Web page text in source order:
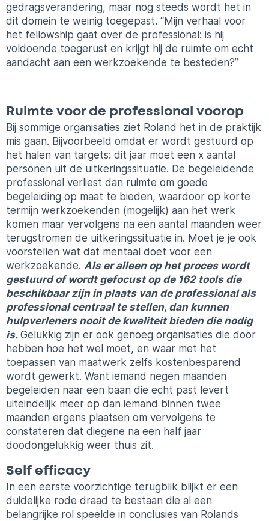
gedragsverandering, maar nog steeds wordt het in
dit domein te weinig toegepast. “Mijn verhaal voor
het fellowship gaat over de professional: is hij
voldoende toegerust en krijgt hij de ruimte om echt
aandacht aan een werkzoekende te besteden?”
Ruimte voor de professional voorop
Bij sommige organisaties ziet Roland het in de praktijk
mis gaan. Bijvoorbeeld omdat er wordt gestuurd op
het halen van targets: dit jaar moet een x aantal
personen uit de uitkeringssituatie. De begeleidende
professional verliest dan ruimte om goede
begeleiding op maat te bieden, waardoor op korte
termijn werkzoekenden (mogelijk) aan het werk
komen maar vervolgens na een aantal maanden weer
terugstromen de uitkeringssituatie in. Moet je je ook
voorstellen wat dat mentaal doet voor een
werkzoekende. Als er alleen op het proces wordt
gestuurd of wordt gefocust op de 162 tools die
beschikbaar zijn in plaats van de professional als
professional centraal te stellen, dan kunnen
hulpverleners nooit de kwaliteit bieden die nodig
is. Gelukkig zijn er ook genoeg organisaties die door
hebben hoe het wel moet, en waar met het
toepassen van maatwerk zelfs kostenbesparend
wordt gewerkt. Want iemand negen maanden
begeleiden naar een baan die echt past levert
uiteindelijk meer op dan iemand binnen twee
maanden ergens plaatsen om vervolgens te
constateren dat diegene na een half jaar
doodongelukkig weer thuis zit.
Self efficacy
In een eerste voorzichtige terugblik blijkt er een
duidelijke rode draad te bestaan die al een
belangrijke rol speelde in conclusies van Rolands